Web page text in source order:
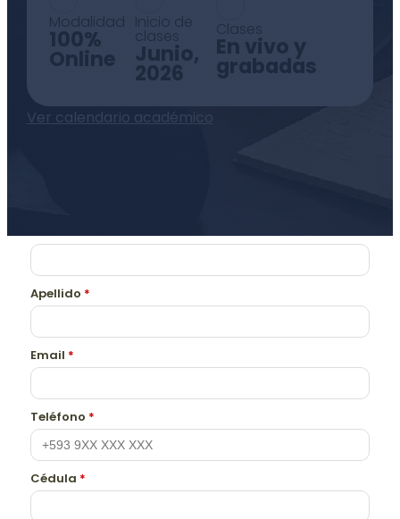
Modalidad
100%
Online
Inicio de
clases
Junio,
2026
Clases
En vivo y
grabadas
Ver calendario académico
Nombre*
Apellido *
Email *
Teléfono *
Cédula *